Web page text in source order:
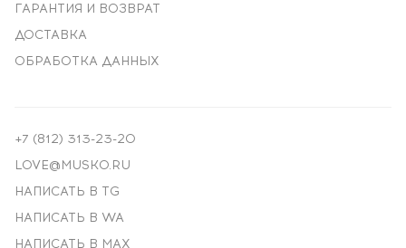
ГАРАНТИЯ И ВОЗВРАТ
ДОСТАВКА
ОБРАБОТКА ДАННЫХ
+7 (812) 313-23-20
LOVE@MUSKO.RU
НАПИСАТЬ В TG
НАПИСАТЬ В WA
НАПИСАТЬ В MAX